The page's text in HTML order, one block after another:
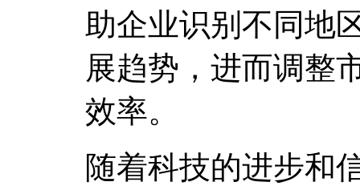
助企业识别不同地
展趋势，进而调整
效率。
随着科技的进步和